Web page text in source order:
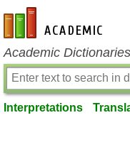
en-academic.com
Academic
Interpretations